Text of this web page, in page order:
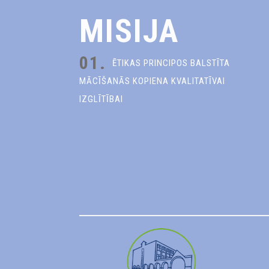
MISIJA
01.
ĒTIKAS PRINCIPOS BALSTĪTA
MĀCĪŠANĀS KOPIENA KVALITATĪVAI
IZGLĪTĪBAI